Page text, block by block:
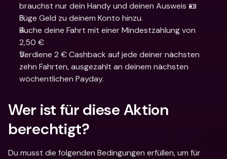
brauchst nur dein Handy und deinen Ausweis 🪪
Füge Geld zu deinem Konto hinzu.
Buche deine Fahrt mit einer Mindestzahlung von
2,50 €
Verdiene 2 € Cashback auf jede deiner nächsten
zehn Fahrten, ausgezahlt an deinem nächsten
wöchentlichen Payday.
Wer ist für diese Aktion
berechtigt?
Du musst die folgenden Bedingungen erfüllen, um für